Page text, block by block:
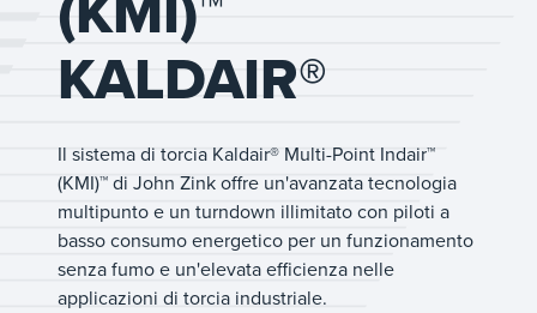
KALDAIR®
Il sistema di torcia Kaldair® Multi-Point Indair™
(KMI)™ di John Zink offre un'avanzata tecnologia
multipunto e un turndown illimitato con piloti a
basso consumo energetico per un funzionamento
senza fumo e un'elevata efficienza nelle
applicazioni di torcia industriale.